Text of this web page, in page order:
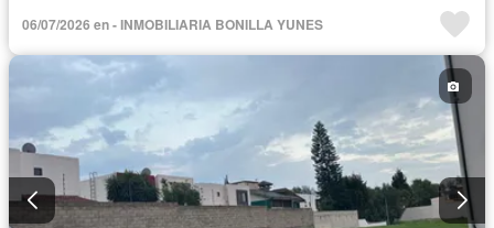
06/07/2026 en - INMOBILIARIA BONILLA YUNES